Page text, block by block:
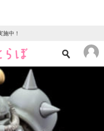
中！
ース
ズ